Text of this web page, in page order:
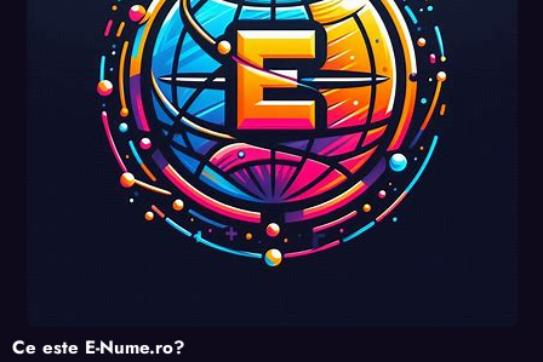
te
te
Ce este E-Nume.ro?